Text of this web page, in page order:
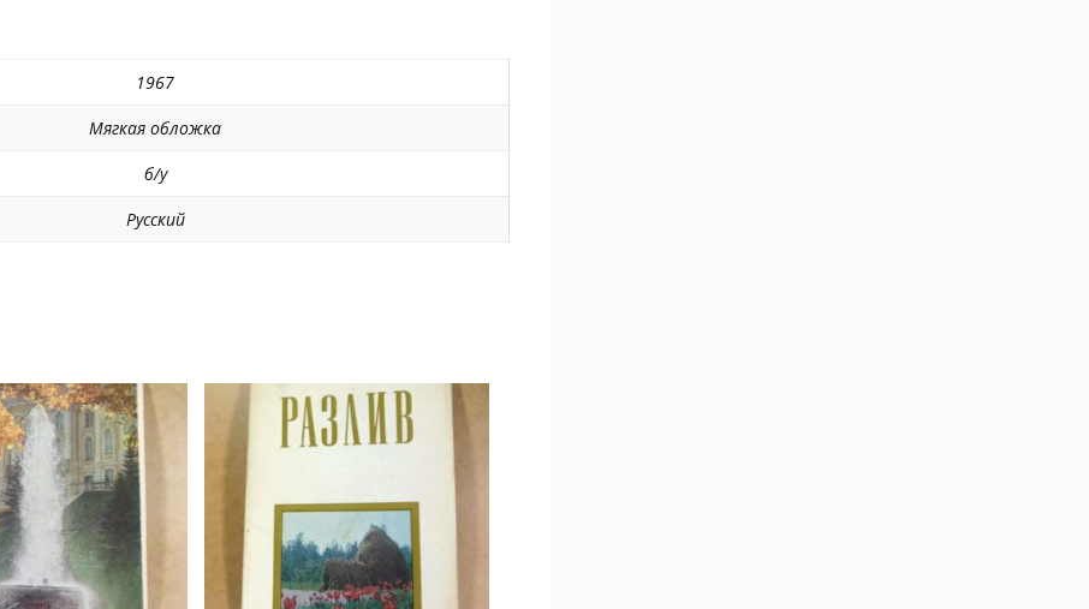
1967
Мягкая обложка
б/у
Русский